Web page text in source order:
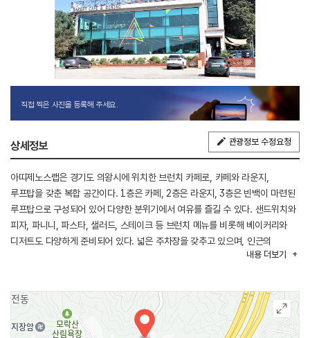
직접 찍은 사진을 등록해 주세요.
상세정보 관광정보 수정요청
아띠제노스랩은 경기도 의왕시에 위치한 브런치 카페로, 카페와 라운지,
루프탑을 갖춘 복합 공간이다. 1층은 카페, 2층은 라운지, 3층은 빈백이 마련된
루프탑으로 구성되어 있어 다양한 분위기에서 여유를 즐길 수 있다. 샌드위치와
피자, 파니니, 파스타, 샐러드, 스테이크 등 브런치 메뉴를 비롯해 베이커리와
디저트도 다양하게 준비되어 있다. 넓은 주차장을 갖추고 있으며, 인근의
내용 더보기